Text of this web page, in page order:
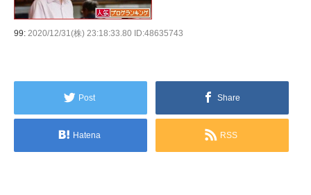
99: 2020/12/31(株) 23:18:33.80 ID:48635743
Post Share
Hatena RSS